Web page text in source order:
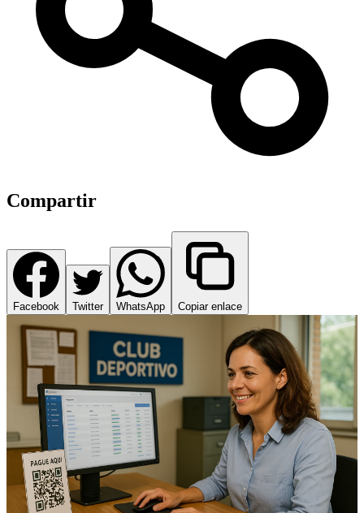
Compartir
Facebook Twitter WhatsApp Copiar enlace